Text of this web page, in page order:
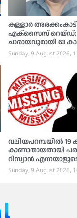
കള്ളാര്‍ അരക്കംകാട്
എക്‌സൈസ് റെയ്ഡ്; 20
ചാരായവുമായി 63
പിടിയില്‍
Sunday, 9 August 2026,
വലിയപറമ്പയില്‍ 19
കാണാതായതായി
റിസ്വാന്‍
പോയതായി സംശയം,
പൊലീസ് അന്വേഷണം
Sunday, 9 August 2026,